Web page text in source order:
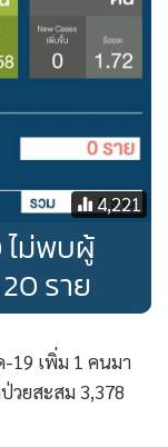
4,221
ไม่พบผู้
ราย
19 เพิ่ม 1 คนมา
วยสะสม 3,378